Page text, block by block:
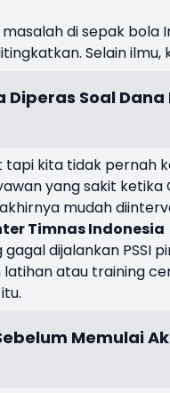
di sepak
Selain
Diperas Soal Dana
kita tidak pernah
yang sakit
mudah
Timnas Indonesia
dijalankan PSSI
atau training
Memulai